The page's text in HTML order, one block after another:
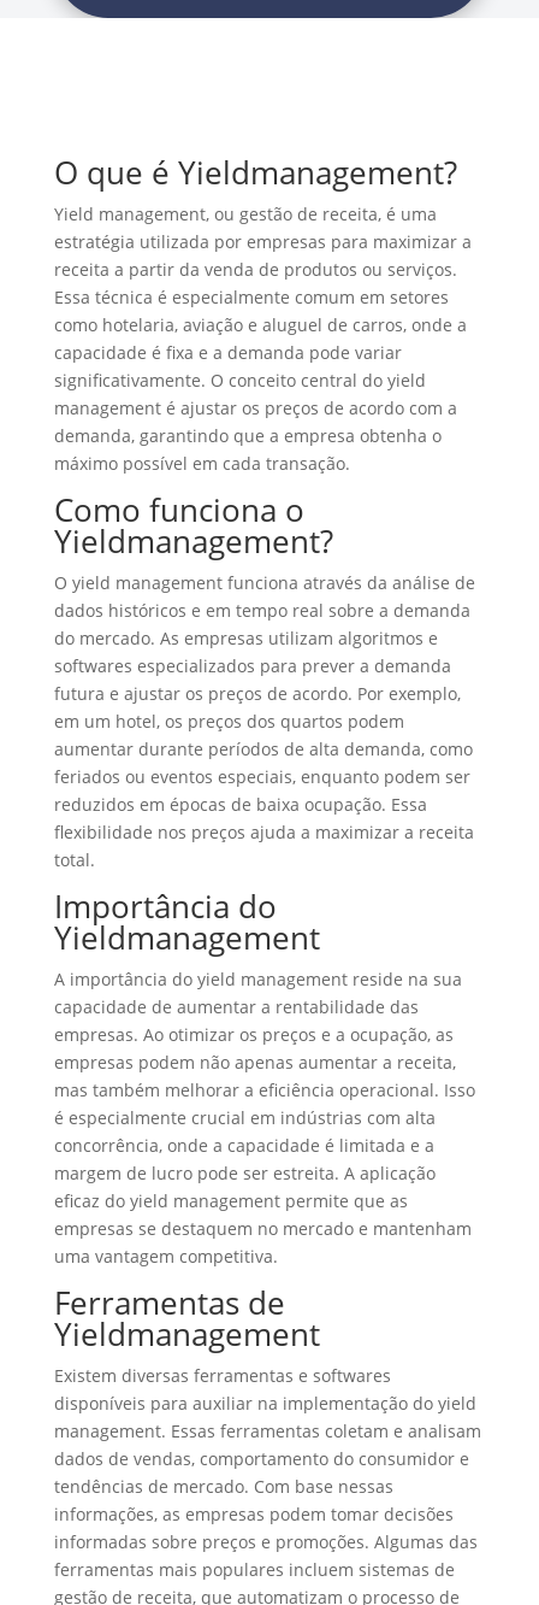
O que é Yieldmanagement?
Yield management, ou gestão de receita, é uma
estratégia utilizada por empresas para maximizar a
receita a partir da venda de produtos ou serviços.
Essa técnica é especialmente comum em setores
como hotelaria, aviação e aluguel de carros, onde a
capacidade é fixa e a demanda pode variar
significativamente. O conceito central do yield
management é ajustar os preços de acordo com a
demanda, garantindo que a empresa obtenha o
máximo possível em cada transação.
Como funciona o
Yieldmanagement?
O yield management funciona através da análise de
dados históricos e em tempo real sobre a demanda
do mercado. As empresas utilizam algoritmos e
softwares especializados para prever a demanda
futura e ajustar os preços de acordo. Por exemplo,
em um hotel, os preços dos quartos podem
aumentar durante períodos de alta demanda, como
feriados ou eventos especiais, enquanto podem ser
reduzidos em épocas de baixa ocupação. Essa
flexibilidade nos preços ajuda a maximizar a receita
total.
Importância do
Yieldmanagement
A importância do yield management reside na sua
capacidade de aumentar a rentabilidade das
empresas. Ao otimizar os preços e a ocupação, as
empresas podem não apenas aumentar a receita,
mas também melhorar a eficiência operacional. Isso
é especialmente crucial em indústrias com alta
concorrência, onde a capacidade é limitada e a
margem de lucro pode ser estreita. A aplicação
eficaz do yield management permite que as
empresas se destaquem no mercado e mantenham
uma vantagem competitiva.
Ferramentas de
Yieldmanagement
Existem diversas ferramentas e softwares
disponíveis para auxiliar na implementação do yield
management. Essas ferramentas coletam e analisam
dados de vendas, comportamento do consumidor e
tendências de mercado. Com base nessas
informações, as empresas podem tomar decisões
informadas sobre preços e promoções. Algumas das
ferramentas mais populares incluem sistemas de
gestão de receita, que automatizam o processo de